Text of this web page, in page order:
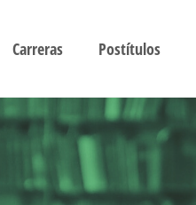
Carreras Postítulos